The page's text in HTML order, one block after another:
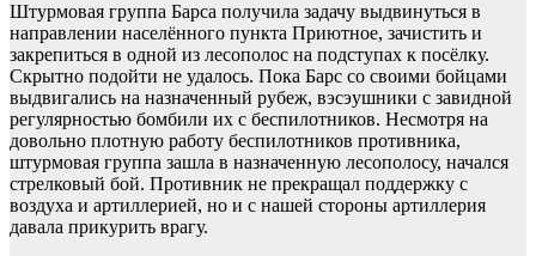
Штурмовая группа Барса получила задачу выдвинуться в
направлении населённого пункта Приютное, зачистить и
закрепиться в одной из лесополос на подступах к посёлку.
Скрытно подойти не удалось. Пока Барс со своими бойцами
выдвигались на назначенный рубеж, вэсэушники с завидной
регулярностью бомбили их с беспилотников. Несмотря на
довольно плотную работу беспилотников противника,
штурмовая группа зашла в назначенную лесополосу, начался
стрелковый бой. Противник не прекращал поддержку с
воздуха и артиллерией, но и с нашей стороны артиллерия
давала прикурить врагу.